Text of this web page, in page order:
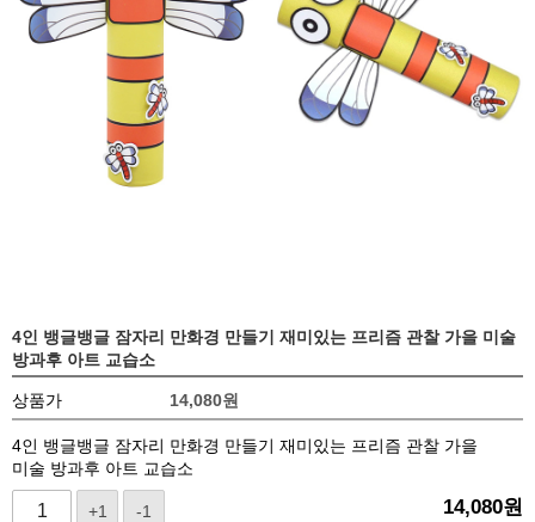
4인 뱅글뱅글 잠자리 만화경 만들기 재미있는 프리즘 관찰 가을 미술
방과후 아트 교습소
상품가 14,080원
4인 뱅글뱅글 잠자리 만화경 만들기 재미있는 프리즘 관찰 가을
미술 방과후 아트 교습소
+1 -1 14,080원